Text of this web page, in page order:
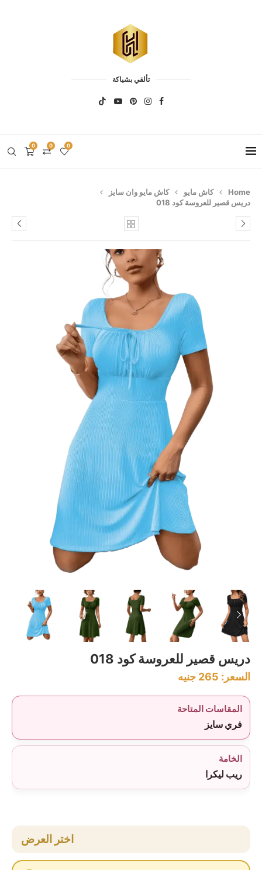
تألقي بشياكة
0 0 0
Home كاش مايو
كاش مايو وان سايز
دريس قصير للعروسة كود 018
دريس قصير للعروسة كود 018
السعر: 265 جنيه
المقاسات المتاحة
فري سايز
الخامة
ريب ليكرا
اختر العرض